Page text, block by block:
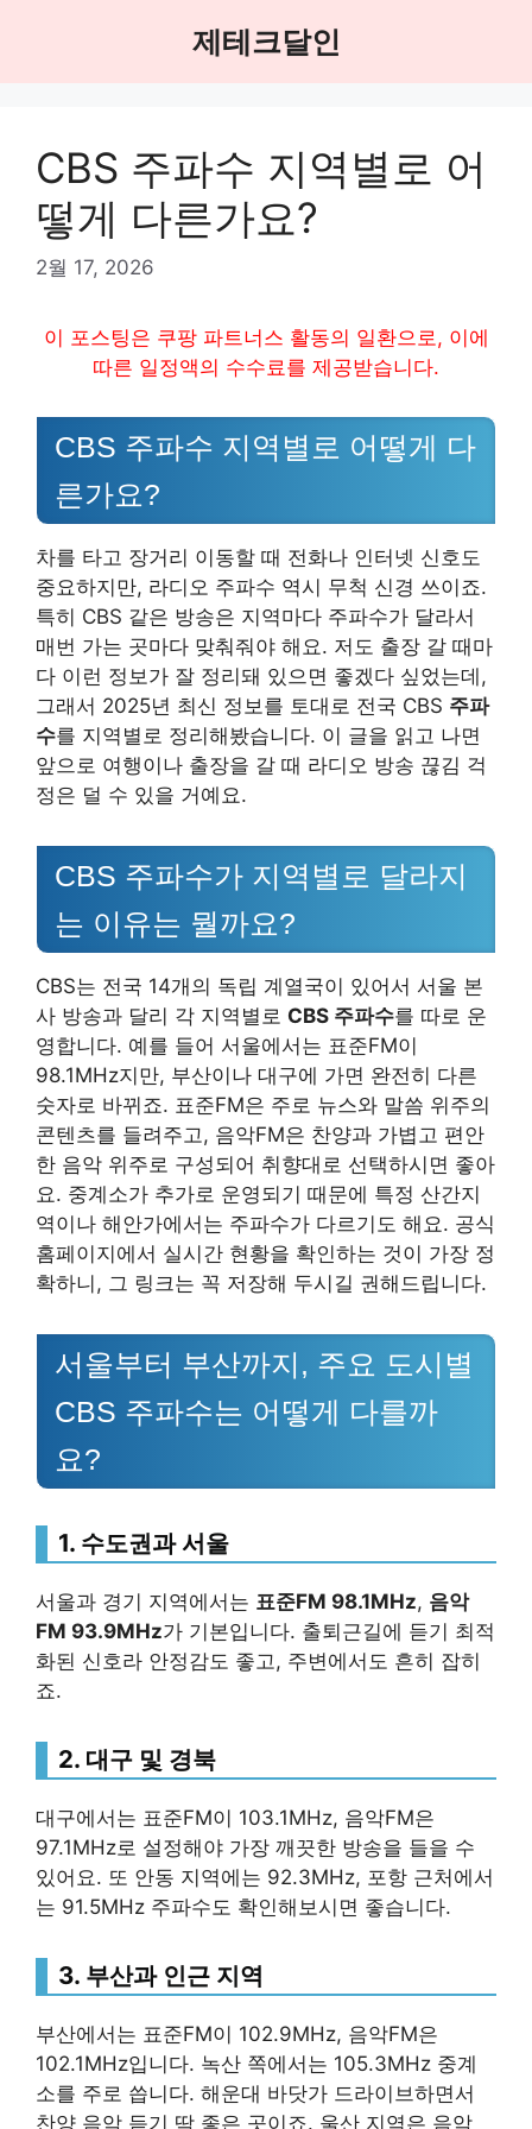
제테크달인
CBS 주파수 지역별로 어
떻게 다른가요?
2월 17, 2026
이 포스팅은 쿠팡 파트너스 활동의 일환으로, 이에
따른 일정액의 수수료를 제공받습니다.
CBS 주파수 지역별로 어떻게 다
른가요?
차를 타고 장거리 이동할 때 전화나 인터넷 신호도
중요하지만, 라디오 주파수 역시 무척 신경 쓰이죠.
특히 CBS 같은 방송은 지역마다 주파수가 달라서
매번 가는 곳마다 맞춰줘야 해요. 저도 출장 갈 때마
다 이런 정보가 잘 정리돼 있으면 좋겠다 싶었는데,
그래서 2025년 최신 정보를 토대로 전국 CBS 주파
수를 지역별로 정리해봤습니다. 이 글을 읽고 나면
앞으로 여행이나 출장을 갈 때 라디오 방송 끊김 걱
정은 덜 수 있을 거예요.
CBS 주파수가 지역별로 달라지
는 이유는 뭘까요?
CBS는 전국 14개의 독립 계열국이 있어서 서울 본
사 방송과 달리 각 지역별로 CBS 주파수를 따로 운
영합니다. 예를 들어 서울에서는 표준FM이
98.1MHz지만, 부산이나 대구에 가면 완전히 다른
숫자로 바뀌죠. 표준FM은 주로 뉴스와 말씀 위주의
콘텐츠를 들려주고, 음악FM은 찬양과 가볍고 편안
한 음악 위주로 구성되어 취향대로 선택하시면 좋아
요. 중계소가 추가로 운영되기 때문에 특정 산간지
역이나 해안가에서는 주파수가 다르기도 해요. 공식
홈페이지에서 실시간 현황을 확인하는 것이 가장 정
확하니, 그 링크는 꼭 저장해 두시길 권해드립니다.
서울부터 부산까지, 주요 도시별
CBS 주파수는 어떻게 다를까
요?
1. 수도권과 서울
서울과 경기 지역에서는 표준FM 98.1MHz, 음악
FM 93.9MHz가 기본입니다. 출퇴근길에 듣기 최적
화된 신호라 안정감도 좋고, 주변에서도 흔히 잡히
죠.
2. 대구 및 경북
대구에서는 표준FM이 103.1MHz, 음악FM은
97.1MHz로 설정해야 가장 깨끗한 방송을 들을 수
있어요. 또 안동 지역에는 92.3MHz, 포항 근처에서
는 91.5MHz 주파수도 확인해보시면 좋습니다.
3. 부산과 인근 지역
부산에서는 표준FM이 102.9MHz, 음악FM은
102.1MHz입니다. 녹산 쪽에서는 105.3MHz 중계
소를 주로 씁니다. 해운대 바닷가 드라이브하면서
찬양 음악 듣기 딱 좋은 곳이죠. 울산 지역은 음악